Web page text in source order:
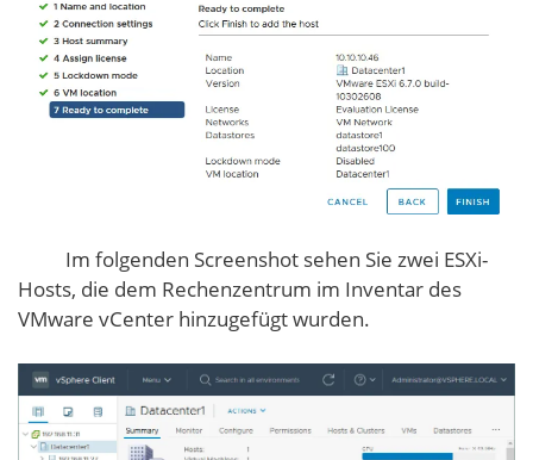
Im folgenden Screenshot sehen Sie zwei ESXi-
Hosts, die dem Rechenzentrum im Inventar des
VMware vCenter hinzugefügt wurden.